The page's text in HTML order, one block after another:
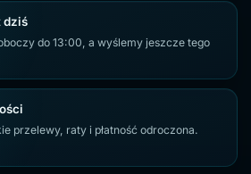
tarczą
bransolecie
bransolecie
Srebrne zegarki damskie
dziś
do 13:00, a wyślemy jeszcze tego
przelewy, raty i płatność odroczona.